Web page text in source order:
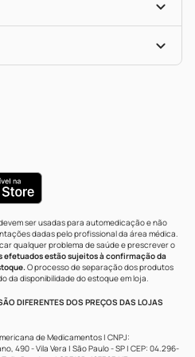
ser usadas para automedicação e não
dadas pelo profissional da área médica.
qualquer problema de saúde e prescrever o
efetuados estão sujeitos à confirmação da
O processo de separação dos produtos
da disponibilidade do estoque em loja.
DIFERENTES DOS PREÇOS DAS LOJAS
de Medicamentos | CNPJ:
490 - Vila Vera | São Paulo - SP | CEP: 04.296-